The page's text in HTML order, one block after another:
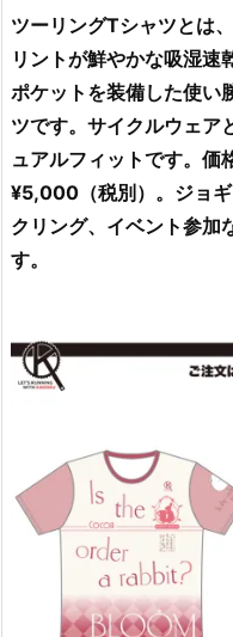
ツーリングTシャツとは
リントが鮮やかな吸湿速
ポケットを装備した使い
ツです。サイクルウェア
ュアルフィットです。価
¥5,000（税別）。ジョ
クリング、イベント参加
す。